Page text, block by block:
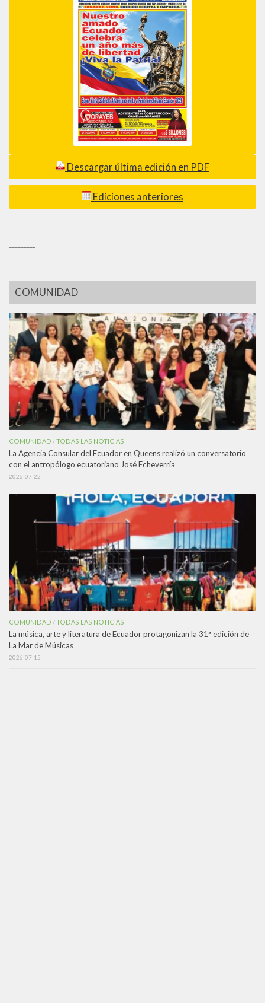
Descargar última edición en PDF
Ediciones anteriores
COMUNIDAD
COMUNIDAD /TODAS LAS NOTICIAS
La Agencia Consular del Ecuador en Queens realizó un conversatorio
con el antropólogo ecuatoriano José Echeverría
2026-07-22
COMUNIDAD /TODAS LAS NOTICIAS
La música, arte y literatura de Ecuador protagonizan la 31ª edición de
La Mar de Músicas
2026-07-15